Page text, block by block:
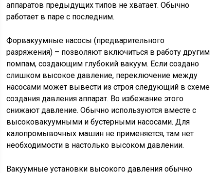
аппаратов предыдущих типов не хватает. Обычно
работает в паре с последним.
Форвакуумные насосы (предварительного
разряжения) – позволяют включиться в работу другим
помпам, создающим глубокий вакуум. Если создано
слишком высокое давление, переключение между
насосами может вывести из строя следующий в схеме
создания давления аппарат. Во избежание этого
снижают давление. Обычно используются вместе с
высоковакуумными и бустерными насосами. Для
калопромывочных машин не применяется, там нет
необходимости в настолько высоком давлении.
Вакуумные установки высокого давления обычно